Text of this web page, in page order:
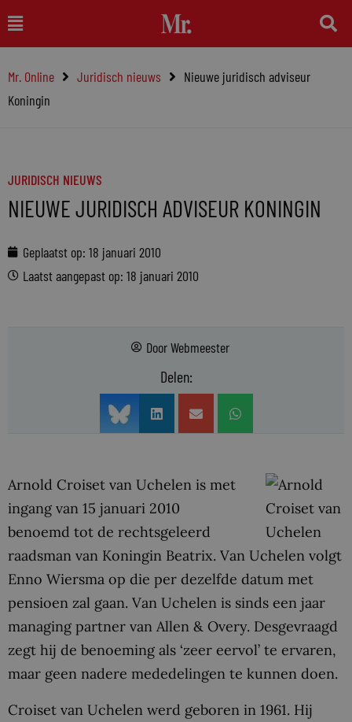
naar
inhoud
Main
Menu
Mr. Online Juridisch nieuws
Nieuwe juridisch adviseur
Koningin
JURIDISCH NIEUWS
NIEUWE JURIDISCH ADVISEUR KONINGIN
Geplaatst op: 18 januari 2010
Laatst aangepast op: 18 januari 2010
DoorWebmeester
Delen:
Arnold Croiset van Uchelen is met
ingang van 15 januari 2010
benoemd tot de rechtsgeleerd
raadsman van Koningin Beatrix. Van Uchelen volgt
Enno Wiersma op die per dezelfde datum met
pensioen zal gaan. Van Uchelen is sinds een jaar
managing partner van Allen & Overy. Desgevraagd
zegt hij de benoeming als ‘zeer eervol’ te ervaren,
maar geen nadere mededelingen te kunnen doen.
Croiset van Uchelen werd geboren in 1961. Hij